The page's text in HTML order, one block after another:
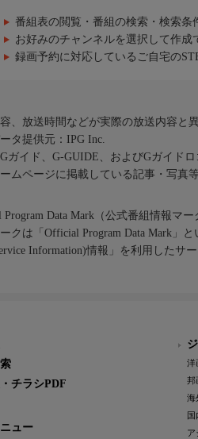
番組表の閲覧・番組の検索・検索条
お好みのチャンネルを選択して作成
録画予約に対応しているご自宅の
、放送時間などが実際の放送内容と
タ提供元：IPG Inc.
ガイド、G-GUIDE、およびGガイド
ムページに掲載している記事・写真
Data Mark（公式番組情報マー
クは「Official Program Data Mark」
Information)情報」を利用したサ
チラシPDF
ュー
洋
邦
海
ア